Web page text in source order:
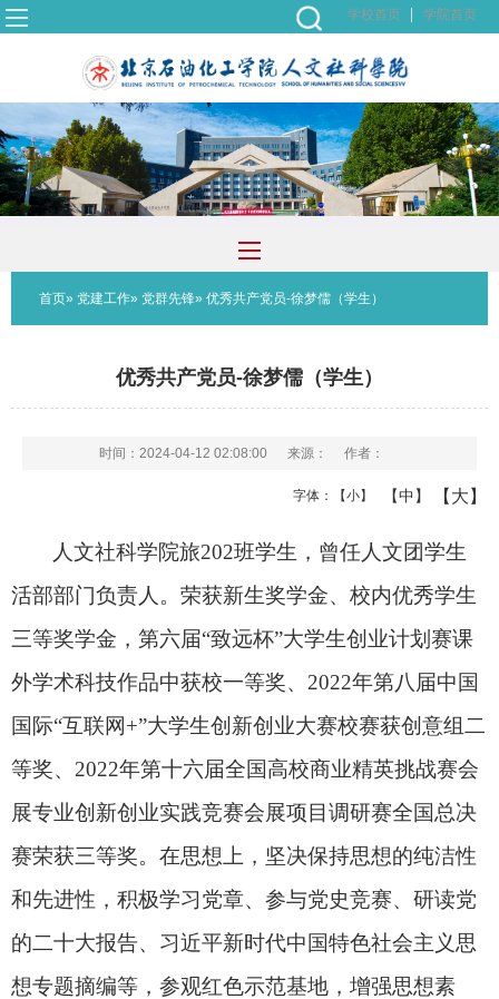
学校首页 学院首页
首页» 党建工作» 党群先锋» 优秀共产党员-徐梦儒（学生）
优秀共产党员-徐梦儒（学生）
时间：2024-04-12 02:08:00 来源： 作者：
字体： 【小】 【中】 【大】
人文社科学院旅202班学生，曾任人文团学生
活部部门负责人。荣获新生奖学金、校内优秀学生
三等奖学金，第六届“致远杯”大学生创业计划赛课
外学术科技作品中获校一等奖、2022年第八届中国
国际“互联网+”大学生创新创业大赛校赛获创意组二
等奖、2022年第十六届全国高校商业精英挑战赛会
展专业创新创业实践竞赛会展项目调研赛全国总决
赛荣获三等奖。在思想上，坚决保持思想的纯洁性
和先进性，积极学习党章、参与党史竞赛、研读党
的二十大报告、习近平新时代中国特色社会主义思
想专题摘编等，参观红色示范基地，增强思想素